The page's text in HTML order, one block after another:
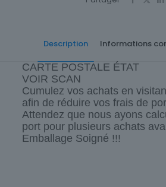
Description Informations
CARTE POSTALE ÉTAT
VOIR SCAN
Cumulez vos achats en
afin de réduire vos frais de
Attendez que nous ayons
port pour plusieurs achats
Emballage Soigné !!!